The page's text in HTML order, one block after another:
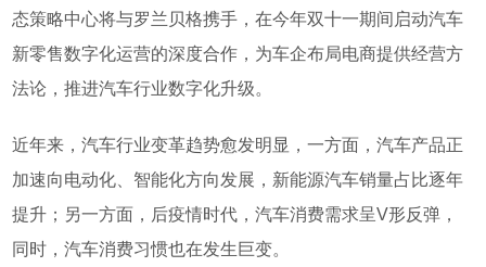
态策略中心将与罗兰贝格携手，在今年双十一期间启动汽车
新零售数字化运营的深度合作，为车企布局电商提供经营方
法论，推进汽车行业数字化升级。
近年来，汽车行业变革趋势愈发明显，一方面，汽车产品正
加速向电动化、智能化方向发展，新能源汽车销量占比逐年
提升；另一方面，后疫情时代，汽车消费需求呈V形反弹，
同时，汽车消费习惯也在发生巨变。